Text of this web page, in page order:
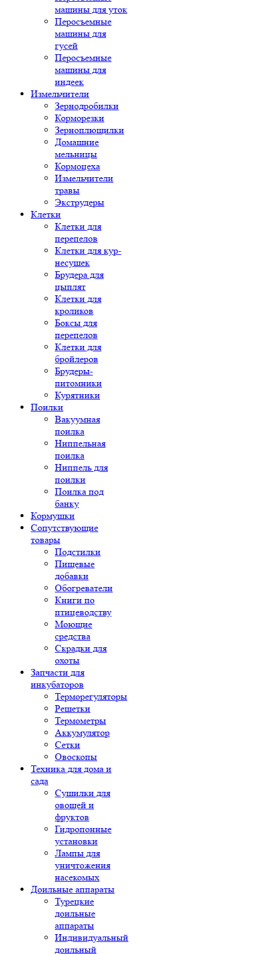
машины для уток
Перосъемные
машины для
гусей
Перосъемные
машины для
индеек
Измельчители
Зернодробилки
Корморезки
Зерноплющилки
Домашние
мельницы
Кормоцеха
Измельчители
травы
Экструдеры
Клетки
Клетки для
перепелов
Клетки для кур-
несушек
Брудера для
цыплят
Клетки для
кроликов
Боксы для
перепелов
Клетки для
бройлеров
Брудеры-
питомники
Курятники
Поилки
Вакуумная
поилка
Ниппельная
поилка
Ниппель для
поилки
Поилка под
банку
Кормушки
Сопутствующие
товары
Подстилки
Пищевые
добавки
Обогреватели
Книги по
птицеводству
Моющие
средства
Скрадки для
охоты
Запчасти для
инкубаторов
Терморегуляторы
Решетки
Термометры
Аккумулятор
Сетки
Овоскопы
Техника для дома и
сада
Сушилки для
овощей и
фруктов
Гидропонные
установки
Лампы для
уничтожения
насекомых
Доильные аппараты
Турецкие
доильные
аппараты
Индивидуальный
доильный